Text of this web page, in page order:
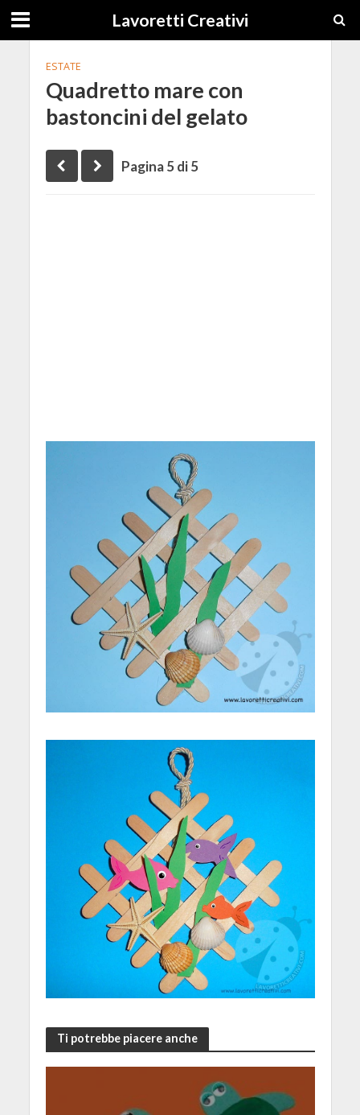
Lavoretti Creativi
ESTATE
Quadretto mare con
bastoncini del gelato
Pagina 5 di 5
Ti potrebbe piacere anche